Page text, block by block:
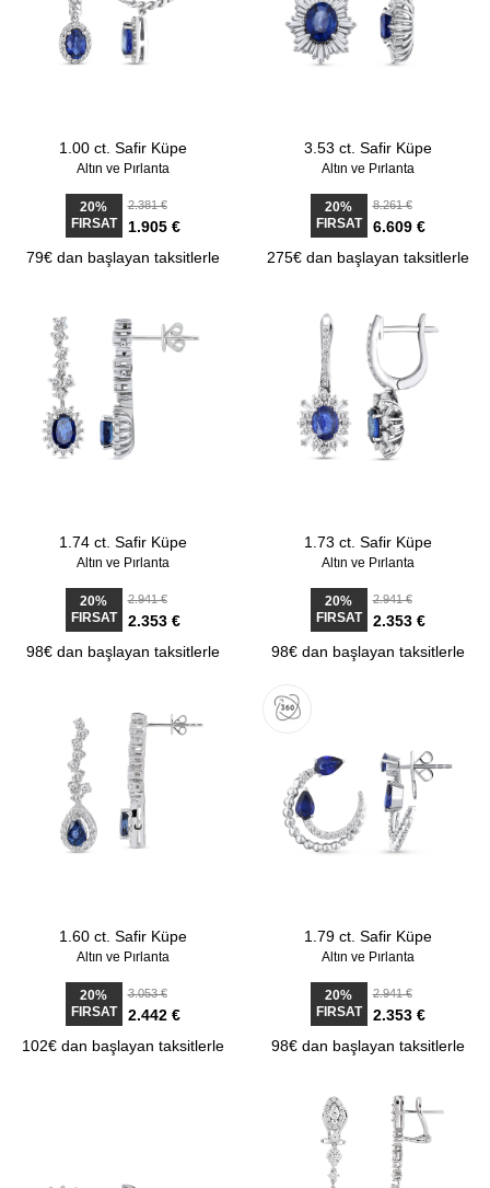
1.00 ct. Safir Küpe
Altın ve Pırlanta
20%
FIRSAT
2.381 €
1.905 €
79€ dan başlayan taksitlerle
3.53 ct. Safir Küpe
Altın ve Pırlanta
20%
FIRSAT
8.261 €
6.609 €
275€ dan başlayan taksitlerle
1.74 ct. Safir Küpe
Altın ve Pırlanta
20%
FIRSAT
2.941 €
2.353 €
98€ dan başlayan taksitlerle
1.73 ct. Safir Küpe
Altın ve Pırlanta
20%
FIRSAT
2.941 €
2.353 €
98€ dan başlayan taksitlerle
1.60 ct. Safir Küpe
Altın ve Pırlanta
20%
FIRSAT
3.053 €
2.442 €
102€ dan başlayan taksitlerle
1.79 ct. Safir Küpe
Altın ve Pırlanta
20%
FIRSAT
2.941 €
2.353 €
98€ dan başlayan taksitlerle